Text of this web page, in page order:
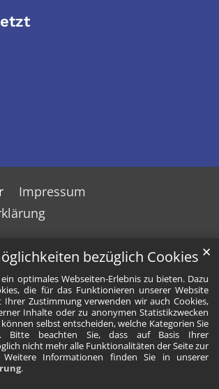
bezüglich Cookies
optimales Webseiten-Erlebnis zu bieten. Dazu
die für das Funktionieren unserer Website
Zustimmung verwenden wir auch Cookies,
Inhalte oder zu anonymen Statistikzwecken
selbst entscheiden, welche Kategorien Sie
Bitte beachten Sie, dass auf Basis Ihrer
nicht mehr alle Funktionalitäten der Seite zur
Weitere Informationen finden Sie in unserer
.
✕
auf Instragram
uns auf Facebook
Impressum